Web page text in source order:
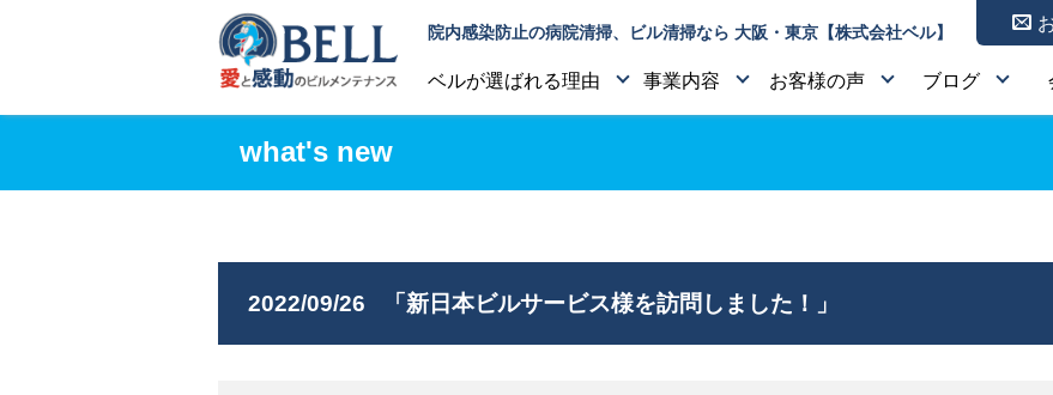
院内感染防止の病院清掃、ビル清掃なら 大阪・東京【株式会社ベル】
ベルが選ばれる理由 事業内容 お客様の声 ブログ
what's new
2022/09/26 「新日本ビルサービス様を訪問しました！」